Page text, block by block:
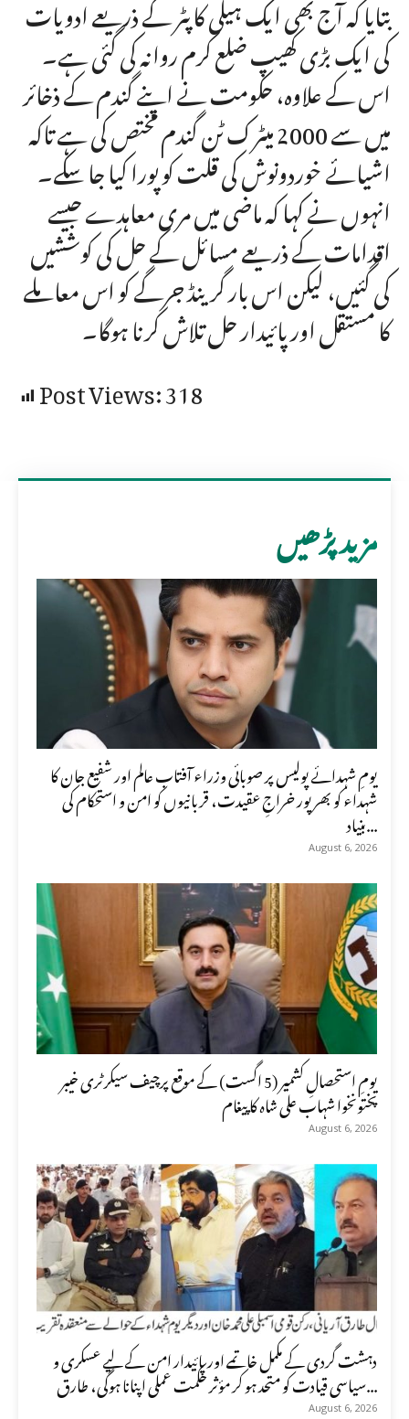
کی ایک بڑی کھیپ ضلع کرم روانہ کی گئی ہے۔
اس کے علاوہ، حکومت نے اپنے گندم کے ذخائر
میں سے 2000 میٹرک ٹن گندم مختص کی ہے تاکہ
اشیائے خوردونوش کی قلت کو پورا کیا جا سکے۔
انہوں نے کہا کہ ماضی میں مری معاہدے جیسے
اقدامات کے ذریعے مسائل کے حل کی کوششیں
کی گئیں، لیکن اس بار گرینڈ جرگے کو اس معاملے
کا مستقل اور پائیدار حل تلاش کرنا ہوگا۔
Post Views:318
مزید پڑھیں
یومِ شہدائے پولیس پر صوبائی وزراء آفتاب عالم اور شفیع جان کا
شہداء کو بھرپور خراجِ عقیدت، قربانیوں کو امن و استحکام کی
بنیاد...
August 6, 2026
یومِ استحصالِ کشمیر (5 اگست) کے موقع پرچیف سیکرٹری خیبر
پختونخوا شہاب علی شاہ کا پیغام
August 6, 2026
دہشت گردی کے مکمل خاتمے اور پائیدار امن کے لیے عسکری و
سیاسی قیادت کو متحد ہو کر مؤثر حکمت عملی اپنانا ہوگی، طارق...
August 6, 2026